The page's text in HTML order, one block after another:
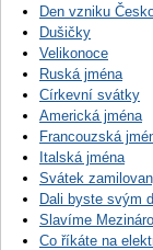
Den vzniku
Dušičky
Velikonoce
Ruská jména
Církevní svátky
Americká jména
Francouzská
Italská jména
Svátek
Dali byste svým
Slavíme
Co říkáte na